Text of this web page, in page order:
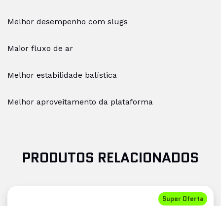
Melhor desempenho com slugs
Maior fluxo de ar
Melhor estabilidade balística
Melhor aproveitamento da plataforma
PRODUTOS RELACIONADOS
Super Oferta